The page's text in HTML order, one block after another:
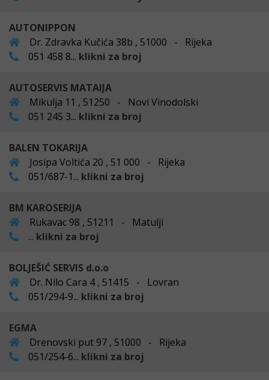
AUTONIPPON
Dr. Zdravka Kučića 38b , 51000 - Rijeka
051 458 8... klikni za broj
AUTOSERVIS MATAIJA
Mikulja 11 , 51250 - Novi Vinodolski
051 245 3... klikni za broj
BALEN TOKARIJA
Josipa Voltića 20 , 51 000 - Rijeka
051/687-1... klikni za broj
BM KAROSERIJA
Rukavac 98 , 51211 - Matulji
... klikni za broj
BOLJEŠIĆ SERVIS d.o.o
Dr. Nilo Cara 4 , 51415 - Lovran
051/294-9... klikni za broj
EGMA
Drenovski put 97 , 51000 - Rijeka
051/254-6... klikni za broj